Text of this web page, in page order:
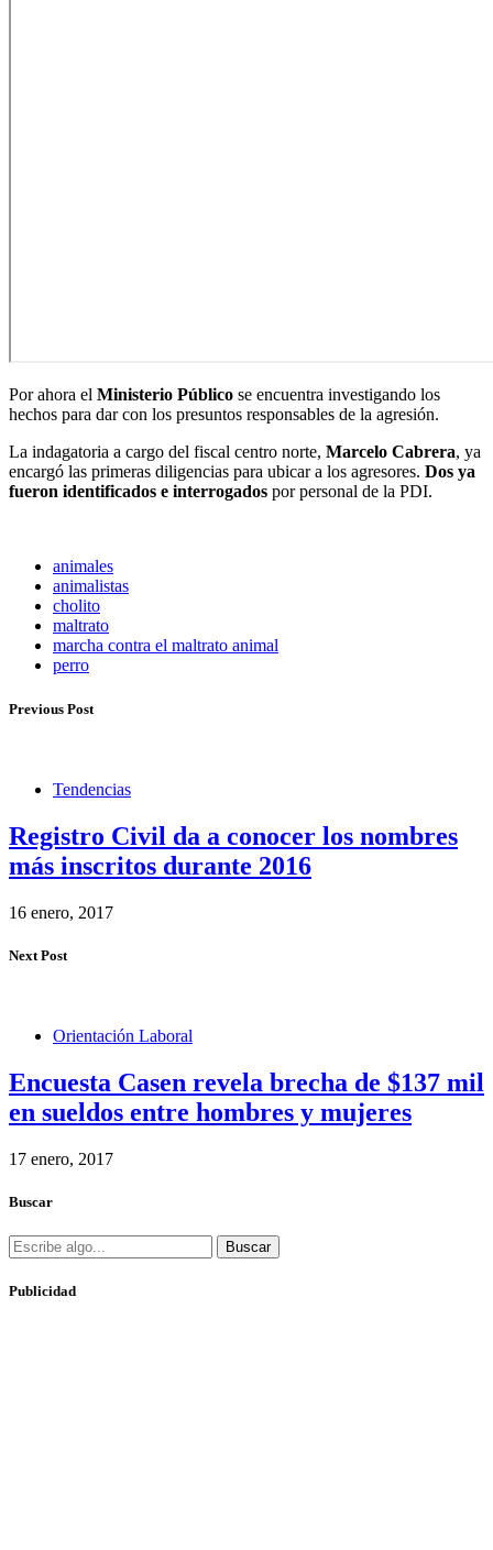
Por ahora el Ministerio Público se encuentra investigando los
hechos para dar con los presuntos responsables de la agresión.
La indagatoria a cargo del fiscal centro norte, Marcelo Cabrera, ya
encargó las primeras diligencias para ubicar a los agresores. Dos ya
fueron identificados e interrogados por personal de la PDI.
animales
animalistas
cholito
maltrato
marcha contra el maltrato animal
perro
Previous Post
Tendencias
Registro Civil da a conocer los nombres
más inscritos durante 2016
16 enero, 2017
Next Post
Orientación Laboral
Encuesta Casen revela brecha de $137 mil
en sueldos entre hombres y mujeres
17 enero, 2017
Buscar
Buscar
Publicidad